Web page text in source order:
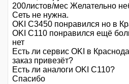
200листов/мес Желательно
Сеть не нужна.
OKI C3450 понравился но в
OKI C110 понравился ещё
нет
Есть ли сервис OKI в
заказ привезёт?
Есть ли аналоги OKI C110?
Спасибо